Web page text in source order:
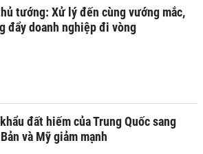
tướng: Xử lý đến cùng vướng mắc,
đẩy doanh nghiệp đi vòng
đất hiếm của Trung Quốc sang
và Mỹ giảm mạnh